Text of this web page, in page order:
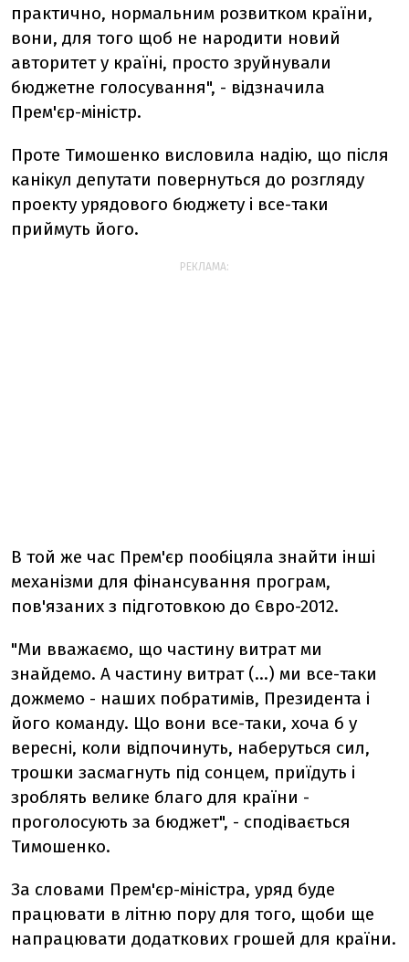
практично, нормальним розвитком країни,
вони, для того щоб не народити новий
авторитет у країні, просто зруйнували
бюджетне голосування", - відзначила
Прем'єр-міністр.
Проте Тимошенко висловила надію, що після
канікул депутати повернуться до розгляду
проекту урядового бюджету і все-таки
приймуть його.
РЕКЛАМА:
В той же час Прем'єр пообіцяла знайти інші
механізми для фінансування програм,
пов'язаних з підготовкою до Євро-2012.
"Ми вважаємо, що частину витрат ми
знайдемо. А частину витрат (...) ми все-таки
дожмемо - наших побратимів, Президента і
його команду. Що вони все-таки, хоча б у
вересні, коли відпочинуть, наберуться сил,
трошки засмагнуть під сонцем, приїдуть і
зроблять велике благо для країни -
проголосують за бюджет", - сподівається
Тимошенко.
За словами Прем'єр-міністра, уряд буде
працювати в літню пору для того, щоби ще
напрацювати додаткових грошей для країни.